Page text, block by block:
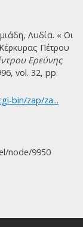
Λυδία. « Οι
Πέτρου
Ερεύνης
vol. 32, pp.
bin/zap/za...
node/9950